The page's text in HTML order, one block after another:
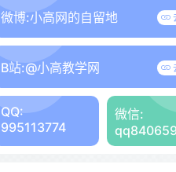
微博:小高网的自留地
B站:@小高教学网
QQ:
995113774
微信: